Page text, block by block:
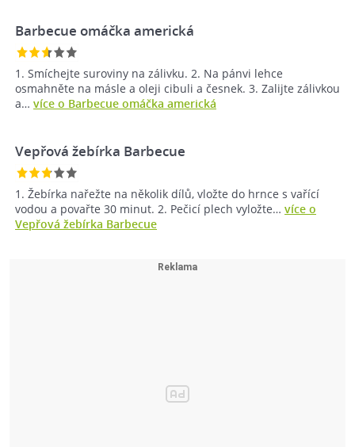
Barbecue omáčka americká
1. Smíchejte suroviny na zálivku. 2. Na pánvi lehce
osmahněte na másle a oleji cibuli a česnek. 3. Zalijte zálivkou
a… více o Barbecue omáčka americká
Vepřová žebírka Barbecue
1. Žebírka nařežte na několik dílů, vložte do hrnce s vařící
vodou a povařte 30 minut. 2. Pečicí plech vyložte… více o
Vepřová žebírka Barbecue